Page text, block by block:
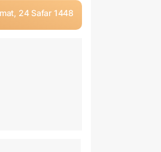
24 Safar 1448